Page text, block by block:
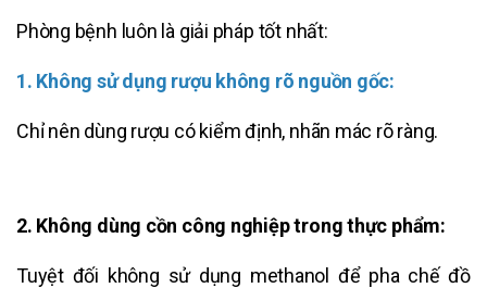
Phòng bệnh luôn là giải pháp tốt nhất:
1. Không sử dụng rượu không rõ nguồn gốc:
Chỉ nên dùng rượu có kiểm định, nhãn mác rõ ràng.
2. Không dùng cồn công nghiệp trong thực phẩm:
Tuyệt đối không sử dụng methanol để pha chế đồ